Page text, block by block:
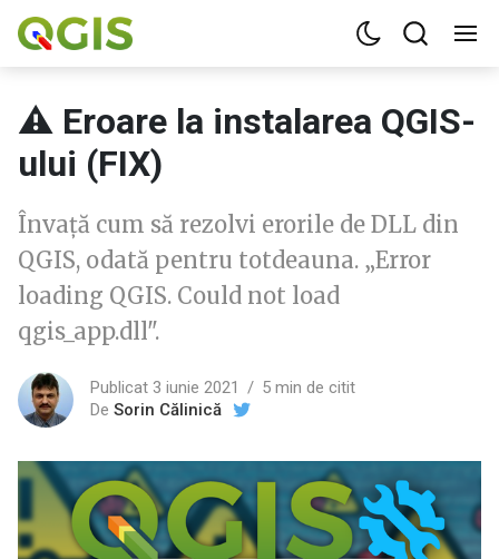
⚠️ Eroare la instalarea QGIS-
ului (FIX)
Învață cum să rezolvi erorile de DLL din
QGIS, odată pentru totdeauna. „Error
loading QGIS. Could not load
qgis_app.dll".
Publicat 3 iunie 2021
5 min de citit
De Sorin Călinică